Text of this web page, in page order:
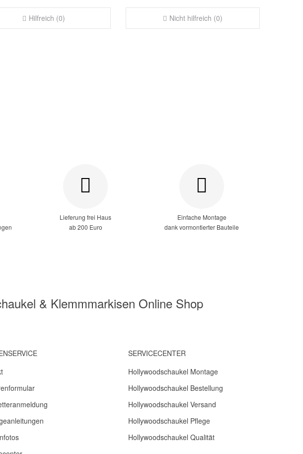
Hilfreich (0) Nicht hilfreich (0)
Lieferung frei Haus
ab 200 Euro
Einfache Montage
dank vormontierter Bauteile
& Klemmmarkisen Online Shop
SERVICECENTER
Hollywoodschaukel Montage
Hollywoodschaukel Bestellung
Hollywoodschaukel Versand
Hollywoodschaukel Pflege
Hollywoodschaukel Qualität